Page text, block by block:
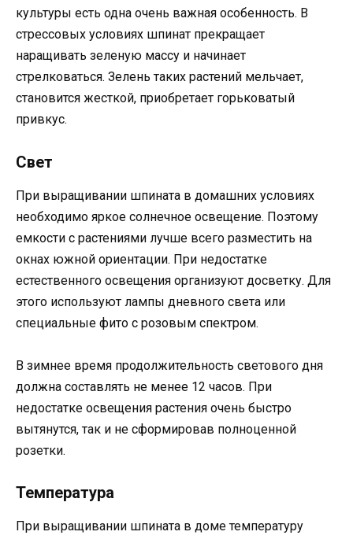
культуры есть одна очень важная особенность. В
стрессовых условиях шпинат прекращает
наращивать зеленую массу и начинает
стрелковаться. Зелень таких растений мельчает,
становится жесткой, приобретает горьковатый
привкус.
Свет
При выращивании шпината в домашних условиях
необходимо яркое солнечное освещение. Поэтому
емкости с растениями лучше всего разместить на
окнах южной ориентации. При недостатке
естественного освещения организуют досветку. Для
этого используют лампы дневного света или
специальные фито с розовым спектром.
В зимнее время продолжительность светового дня
должна составлять не менее 12 часов. При
недостатке освещения растения очень быстро
вытянутся, так и не сформировав полноценной
розетки.
Температура
При выращивании шпината в доме температуру